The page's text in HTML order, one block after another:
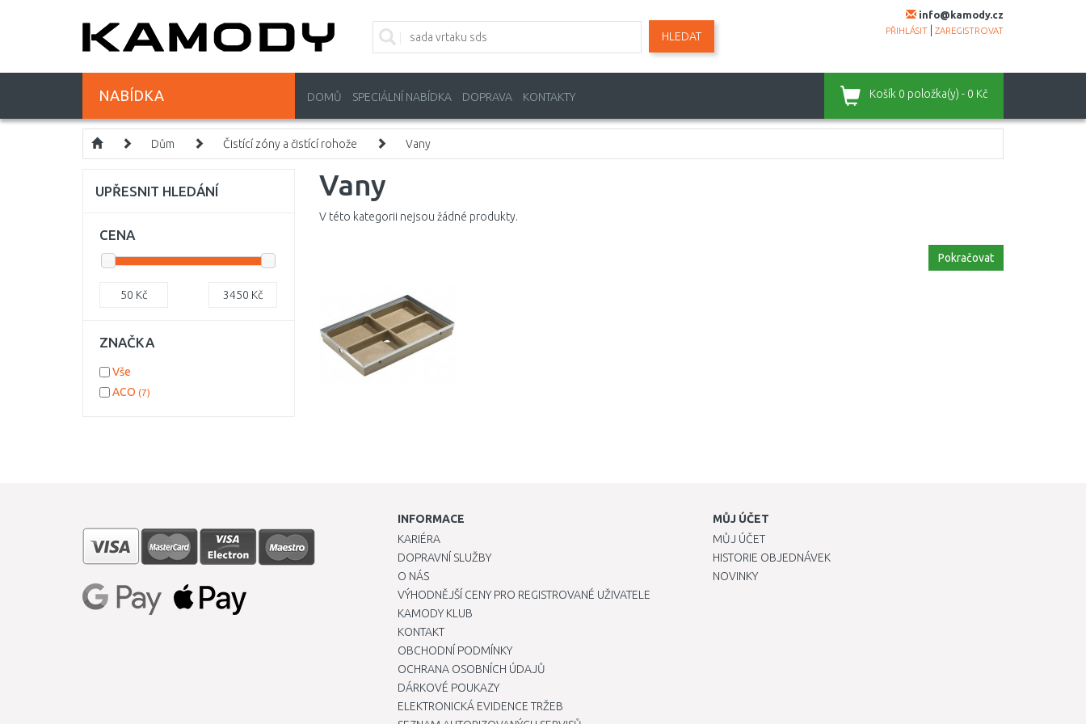
info@kamody.cz
PŘIHLÁSIT ZAREGISTROVAT
HLEDAT
NABÍDKA DOMŮ SPECIÁLNÍ NABÍDKA DOPRAVA KONTAKTY Košík 0 položka(y) - 0 Kč
Dům Čistící zóny a čistící rohože Vany
Vany
V této kategorii nejsou žádné produkty.
Pokračovat
UPŘESNIT HLEDÁNÍ
CENA
50 Kč 3450 Kč
ZNAČKA
Vše
ACO (7)
INFORMACE
KARIÉRA
DOPRAVNÍ SLUŽBY
O NÁS
VÝHODNĚJŠÍ CENY PRO REGISTROVANÉ UŽIVATELE
KAMODY KLUB
KONTAKT
OBCHODNÍ PODMÍNKY
OCHRANA OSOBNÍCH ÚDAJŮ
DÁRKOVÉ POUKAZY
ELEKTRONICKÁ EVIDENCE TRŽEB
MŮJ ÚČET
MŮJ ÚČET
HISTORIE OBJEDNÁVEK
NOVINKY